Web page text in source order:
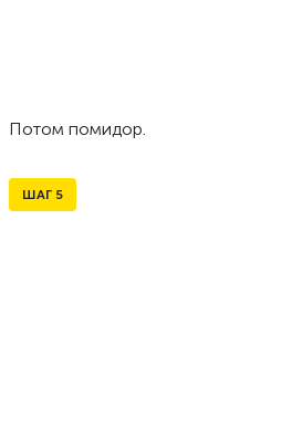
Потом помидор.
ШАГ 5